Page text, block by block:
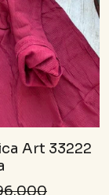
Art 33222